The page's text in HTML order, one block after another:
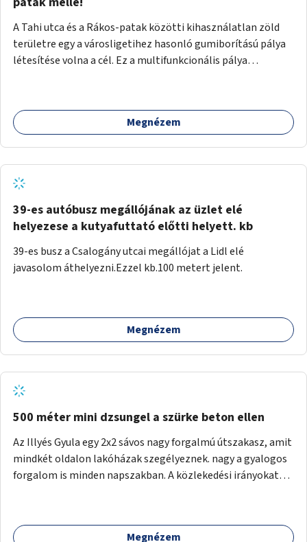
A Tahi utca és a Rákos-patak közötti kihasználatlan zöld
területre egy a városligetihez hasonló gumiborítású pálya
létesítése volna a cél. Ez a multifunkcionális pálya
Megnézem
39-es autóbusz megállójának az üzlet elé
helyezese a kutyafuttató előtti helyett. kb
39-es busz a Csalogány utcai megállójat a Lidl elé
javasolom áthelyezni.Ezzel kb.100 metert jelent.
Megnézem
500 méter mini dzsungel a szürke beton ellen
Az Illyés Gyula egy 2x2 sávos nagy forgalmú útszakasz, amit
mindkét oldalon lakóházak szegélyeznek. nagy a gyalogos
forgalom is minden napszakban. A közlekedési irányokat
szintű növényzettel, öntözőrendszerrel, esetleg
Megnézem